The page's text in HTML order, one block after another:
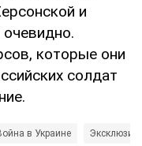
и
которые они
солдат
в Украине Эксклюзив